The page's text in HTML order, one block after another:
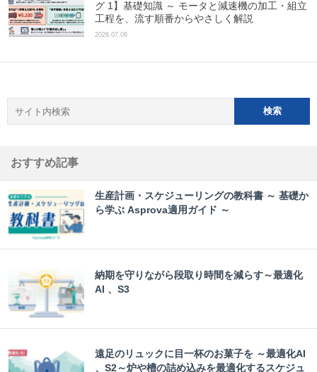
グ 1】基礎知識 ～ モータと減速機の加工・組立
工程を、流す順番からやさしく解説
2026.07.08
おすすめ記事
生産計画・スケジューリングの教科書 ～ 基礎か
ら学ぶ Asprova適用ガイド ～
納期を守りながら段取り時間を減らす～最適化
AI 、S3
遠足のリュックに目一杯のお菓子を ～最適化AI
、S2～炉や槽の詰め込みを最適化するスケジュ